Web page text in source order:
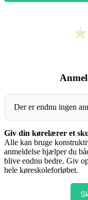
★
Der er endnu ingen
Giv din kørelærer et
Alle kan bruge
anmeldelse hjælper du
blive endnu bedre. Giv
hele køreskoleforløbet.